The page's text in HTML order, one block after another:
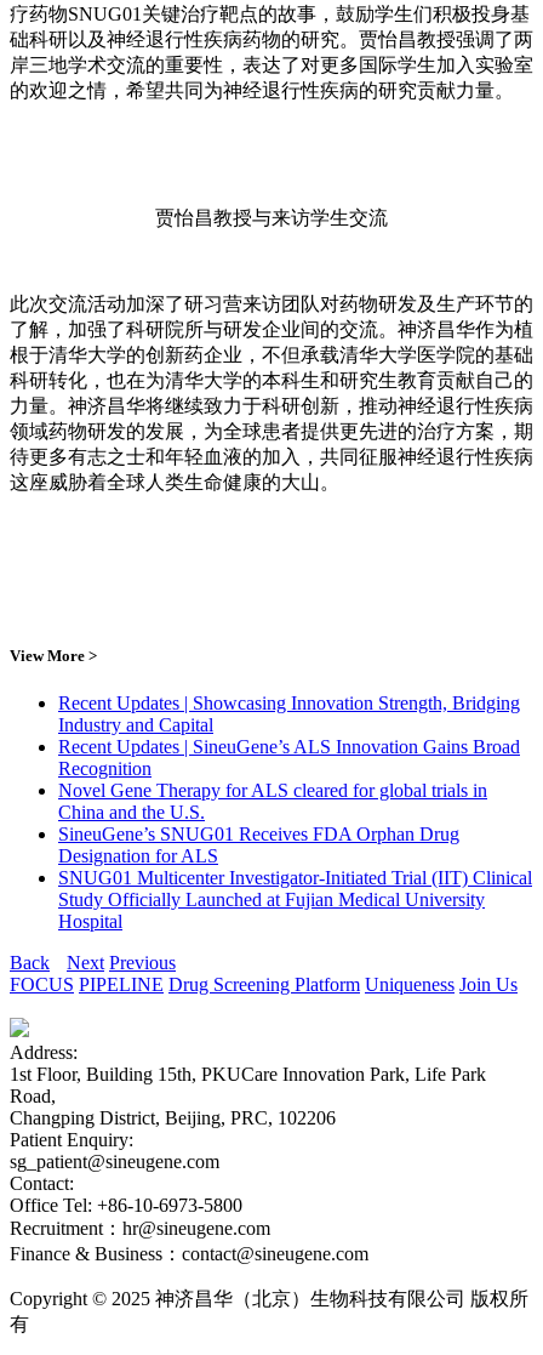
疗药物SNUG01关键治疗靶点的故事，鼓励学生们积极投身基
础科研以及神经退行性疾病药物的研究。贾怡昌教授强调了两
岸三地学术交流的重要性，表达了对更多国际学生加入实验室
的欢迎之情，希望共同为神经退行性疾病的研究贡献力量。
贾怡昌教授与来访学生交流
此次交流活动加深了研习营来访团队对药物研发及生产环节的
了解，加强了科研院所与研发企业间的交流。神济昌华作为植
根于清华大学的创新药企业，不但承载清华大学医学院的基础
科研转化，也在为清华大学的本科生和研究生教育贡献自己的
力量。神济昌华将继续致力于科研创新，推动神经退行性疾病
领域药物研发的发展，为全球患者提供更先进的治疗方案，期
待更多有志之士和年轻血液的加入，共同征服神经退行性疾病
这座威胁着全球人类生命健康的大山。
View More >
Recent Updates | Showcasing Innovation Strength, Bridging
Industry and Capital
Recent Updates | SineuGene’s ALS Innovation Gains Broad
Recognition
Novel Gene Therapy for ALS cleared for global trials in
China and the U.S.
SineuGene’s SNUG01 Receives FDA Orphan Drug
Designation for ALS
SNUG01 Multicenter Investigator-Initiated Trial (IIT) Clinical
Study Officially Launched at Fujian Medical University
Hospital
Back
Next Previous
FOCUS PIPELINE Drug Screening Platform Uniqueness Join Us
Address:
1st Floor, Building 15th, PKUCare Innovation Park, Life Park
Road,
Changping District, Beijing, PRC, 102206
Patient Enquiry:
sg_patient@sineugene.com
Contact:
Office Tel: +86-10-6973-5800
Recruitment：hr@sineugene.com
Finance & Business：contact@sineugene.com
Copyright © 2025 神济昌华（北京）生物科技有限公司 版权所
有